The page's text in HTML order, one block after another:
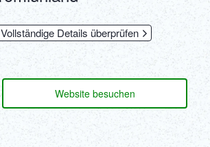
Vollständige Details überprüfen
Website besuchen